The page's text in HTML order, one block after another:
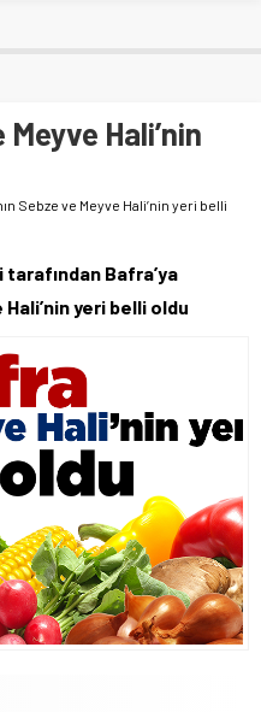
Meyve Hali’nin
Sebze ve Meyve Hali’nin yeri belli
Bafra’ya
yeri belli oldu